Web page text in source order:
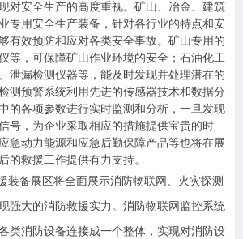
对安全生产的高度重视。矿山、冶金、建筑
专用安全生产装备，针对各行业的特点和安
有效预防和应对各类安全事故。矿山专用的
等，可保障矿山作业环境的安全；石油化工
泄漏检测仪器等，能及时发现并处理潜在的
测预警系统利用先进的传感器技术和数据分
的各项参数进行实时监测和分析，一旦发现
号，为企业采取相应的措施提供宝贵的时
急动力能源和应急后勤保障产品等也将在展
的救援工作提供有力支持。
装备展区将全面展示消防物联网、火灾探测
强大的消防救援实力。消防物联网监控系统
类消防设备连接成一个整体，实现对消防设